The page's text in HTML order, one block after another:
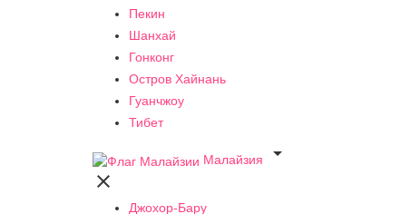
Пекин
Шанхай
Гонконг
Остров Хайнань
Гуанчжоу
Тибет
Малайзия


Джохор-Бару